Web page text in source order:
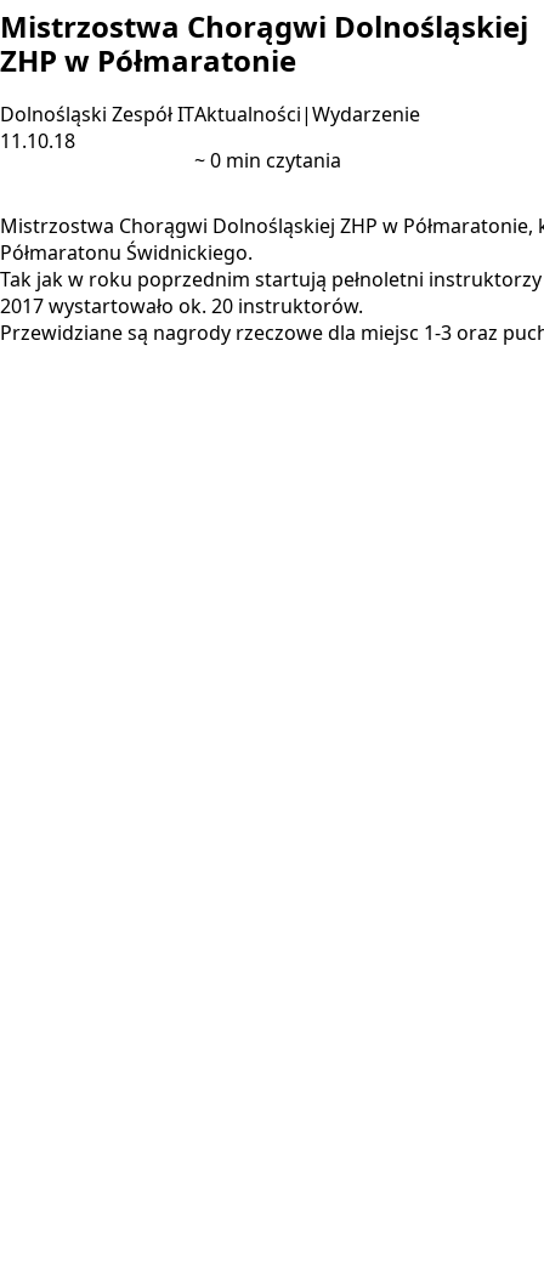
Mistrzostwa Chorągwi Dolnośląskiej
ZHP w Półmaratonie
Dolnośląski Zespół IT
11.10.18
Aktualności|Wydarzenie
~0 min czytania
Mistrzostwa Chorągwi Dolnośląskiej ZHP w
Półmaratonu Świdnickiego.
Tak jak w roku poprzednim startują pełnoletni
2017 wystartowało ok. 20 instruktorów.
Przewidziane są nagrody rzeczowe dla miejsc 1-3 oraz